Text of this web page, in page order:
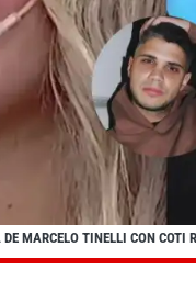
MARCELO TINELLI CON COTI